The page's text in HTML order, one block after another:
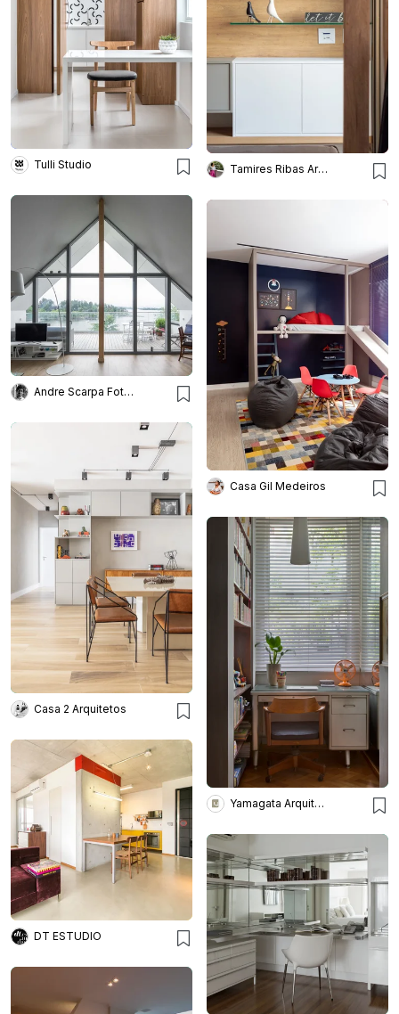
Tulli Studio Tamires Ribas Arquitetura
Andre Scarpa Fotografia
Casa Gil Medeiros
Casa 2 Arquitetos
Yamagata Arquitetura
DT ESTUDIO